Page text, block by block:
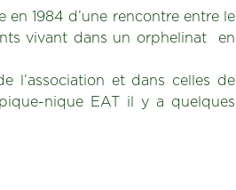
en 1984 d’une rencontre entre le
vivant dans un orphelinat en
l’association et dans celles de
nique EAT il y a quelques